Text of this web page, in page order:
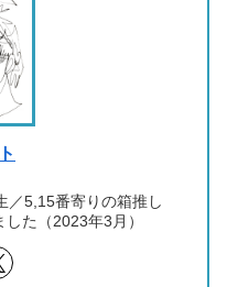
／5,15番寄りの箱推し
た（2023年3月）